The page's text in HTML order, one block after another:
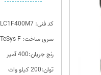
کد فنی: LC1F400M7
سری ساخت: TeSys F
رنج جریان:400 آمپر
توان:200 کیلو وات